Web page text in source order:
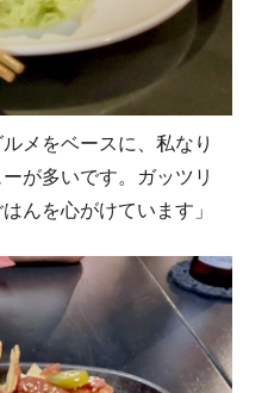
メをベースに、私なり
が多いです。ガッツリ
んを心がけています」